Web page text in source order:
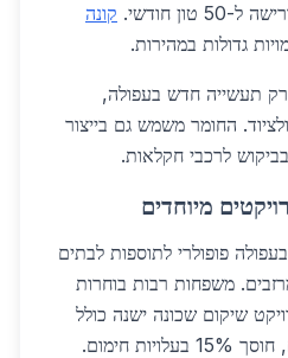
חודשי.
קונה
גדולות במהירות.
תעשייה חדש בעפולה,
החומר משמש גם בייצור
לרכבי חקלאות.
מיוחדים
פופולרי לתוספות לבתים
משפחות רבות בוחרות
שיקום שכונה ישנה כולל
החלפת חלונות באלומיניום, חוסך 15% בעלויות חימום.